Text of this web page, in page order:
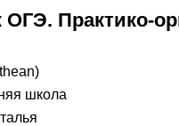
ОГЭ. Практико-
школа